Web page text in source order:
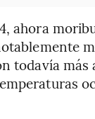
ahora
todavía más